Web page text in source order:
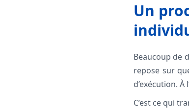
Un
Beaucoup de
repose sur
d’exécution.
C’est ce qui